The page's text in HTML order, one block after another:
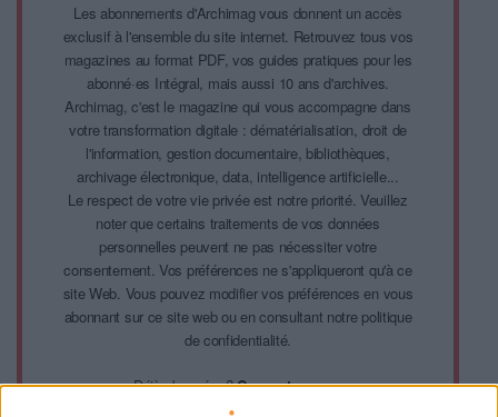
Les abonnements d'Archimag vous donnent un accès
exclusif à l'ensemble du site internet. Retrouvez tous vos
magazines au format PDF, vos guides pratiques pour les
abonné·es Intégral, mais aussi 10 ans d'archives.
Archimag, c'est le magazine qui vous accompagne dans
votre transformation digitale : dématérialisation, droit de
l'information, gestion documentaire, bibliothèques,
archivage électronique, data, intelligence artificielle...
Le respect de votre vie privée est notre priorité. Veuillez
noter que certains traitements de vos données
personnelles peuvent ne pas nécessiter votre
consentement. Vos préférences ne s'appliqueront qu'à ce
site Web. Vous pouvez modifier vos préférences en vous
abonnant sur ce site web ou en consultant notre politique
de confidentialité.
Déjà abonné.e ?Connectez-vous